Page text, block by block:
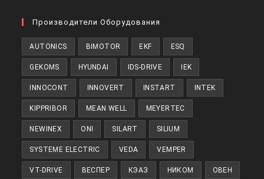
в
вкладке
Производители Оборудования
AUTONICS BIMOTOR EKF ESQ
GEKOMS HYUNDAI IDS-DRIVE IEK
INNOCONT INNOVERT INSTART INTEK
KIPPRIBOR MEAN WELL MEYERTEC
NEWINEX ONI SILART SILIUM
SYSTEME ELECTRIC VEDA VEMPER
VT-DRIVE ВЕСПЕР КЭАЗ НИКОМ ОВЕН